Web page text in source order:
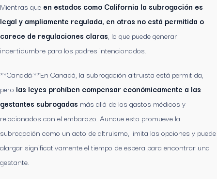
Mientras que en estados como California la subrogación es
legal y ampliamente regulada, en otros no está permitida o
carece de regulaciones claras, lo que puede generar
incertidumbre para los padres intencionados.
**Canadá:**En Canadá, la subrogación altruista está permitida,
pero las leyes prohíben compensar económicamente a las
gestantes subrogadas más allá de los gastos médicos y
relacionados con el embarazo. Aunque esto promueve la
subrogación como un acto de altruismo, limita las opciones y puede
alargar significativamente el tiempo de espera para encontrar una
gestante.